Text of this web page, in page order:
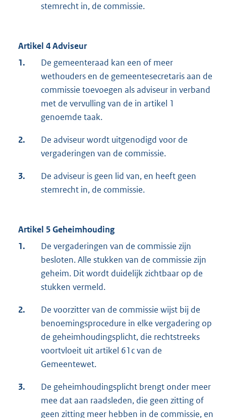
stemrecht in, de commissie.
Artikel 4 Adviseur
1.
De gemeenteraad kan een of meer
wethouders en de gemeentesecretaris aan de
commissie toevoegen als adviseur in verband
met de vervulling van de in artikel 1
genoemde taak.
2.
De adviseur wordt uitgenodigd voor de
vergaderingen van de commissie.
3.
De adviseur is geen lid van, en heeft geen
stemrecht in, de commissie.
Artikel 5 Geheimhouding
1.
De vergaderingen van de commissie zijn
besloten. Alle stukken van de commissie zijn
geheim. Dit wordt duidelijk zichtbaar op de
stukken vermeld.
2.
De voorzitter van de commissie wijst bij de
benoemingsprocedure in elke vergadering op
de geheimhoudingsplicht, die rechtstreeks
voortvloeit uit artikel 61c van de
Gemeentewet.
3.
De geheimhoudingsplicht brengt onder meer
mee dat aan raadsleden, die geen zitting of
geen zitting meer hebben in de commissie, en